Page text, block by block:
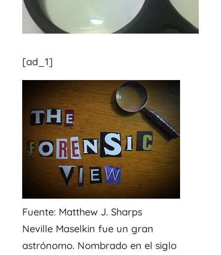
[ad_1]
Fuente: Matthew J. Sharps
Neville Maselkin fue un gran
astrónomo. Nombrado en el siglo